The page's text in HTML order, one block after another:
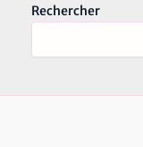
Rechercher